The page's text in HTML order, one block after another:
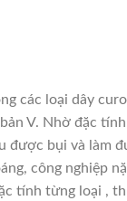
các loại dây
V. Nhờ đặc
được bụi và làm
công nghiệp
tính từng loại ,